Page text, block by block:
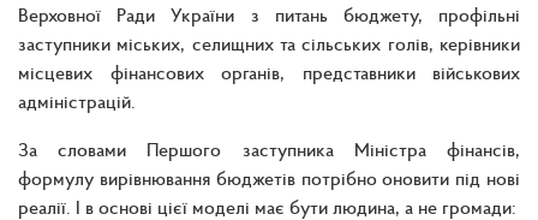
Верховної Ради України з питань бюджету, профільні
заступники міських, селищних та сільських голів, керівники
місцевих фінансових органів, представники військових
адміністрацій.
За словами Першого заступника Міністра фінансів,
формулу вирівнювання бюджетів потрібно оновити під нові
реалії. І в основі цієї моделі має бути людина, а не громади: